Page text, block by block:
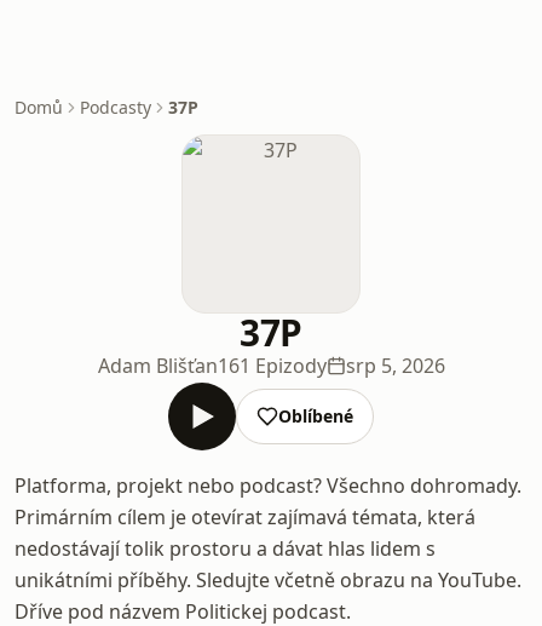
Domů Podcasty 37P
37P
Adam Blišťan161 Epizody srp 5, 2026
Oblíbené
Platforma, projekt nebo podcast? Všechno dohromady.
Primárním cílem je otevírat zajímavá témata, která
nedostávají tolik prostoru a dávat hlas lidem s
unikátními příběhy. Sledujte včetně obrazu na YouTube.
Dříve pod názvem Politickej podcast.